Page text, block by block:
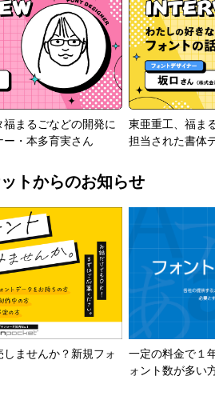
まるごなどの開発に
・本多育実さん
東亜重工、福ま
担当された書体
トからのお知らせ
ませんか？新規フォ
一定の料金で１
ォント数が多い